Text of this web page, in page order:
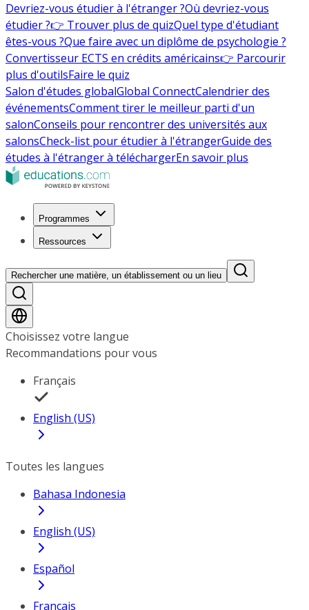
Devriez-vous étudier à l'étranger ?Où devriez-vous
étudier ?👉 Trouver plus de quizQuel type d'étudiant
êtes-vous ?Que faire avec un diplôme de psychologie ?
Convertisseur ECTS en crédits américains👉 Parcourir
plus d'outilsFaire le quiz
Salon d'études globalGlobal ConnectCalendrier des
événementsComment tirer le meilleur parti d'un
salonConseils pour rencontrer des universités aux
salonsCheck-list pour étudier à l'étrangerGuide des
études à l'étranger à téléchargerEn savoir plus
Programmes
Ressources
Rechercher une matière, un établissement ou un lieu
Choisissez votre langue
Recommandations pour vous
Français
English (US)
Toutes les langues
Bahasa Indonesia
English (US)
Español
Français